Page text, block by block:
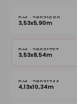
28931669
3,53x5,90m
28931737
3,53x8,54m
28931744
4,13x10,34m